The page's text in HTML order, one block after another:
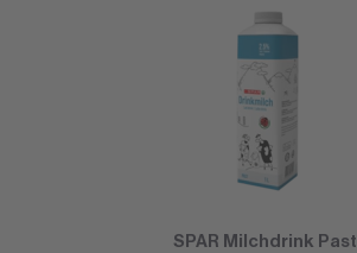
SPAR Milchdrink Past